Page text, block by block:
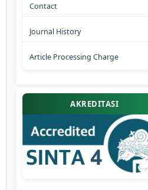
Contact
Journal History
Article Processing Charge
AKREDITASI